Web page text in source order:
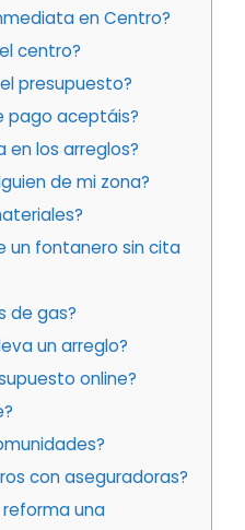
en Centro?
centro?
presupuesto?
pago aceptáis?
en los arreglos?
de mi zona?
un fontanero sin cita
de gas?
un arreglo?
online?
con aseguradoras?
reforma una